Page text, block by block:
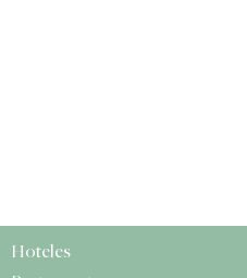
Hoteles